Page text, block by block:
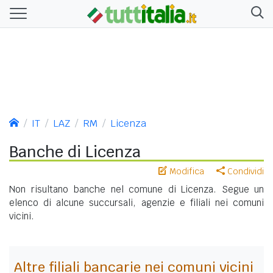
IT LAZ RM Licenza
Banche di Licenza
Modifica Condividi
Non risultano banche nel comune di Licenza. Segue un
elenco di alcune succursali, agenzie e filiali nei comuni
vicini.
Altre filiali bancarie nei comuni vicini